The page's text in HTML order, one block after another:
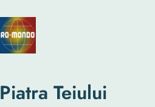
Piatra Teiului